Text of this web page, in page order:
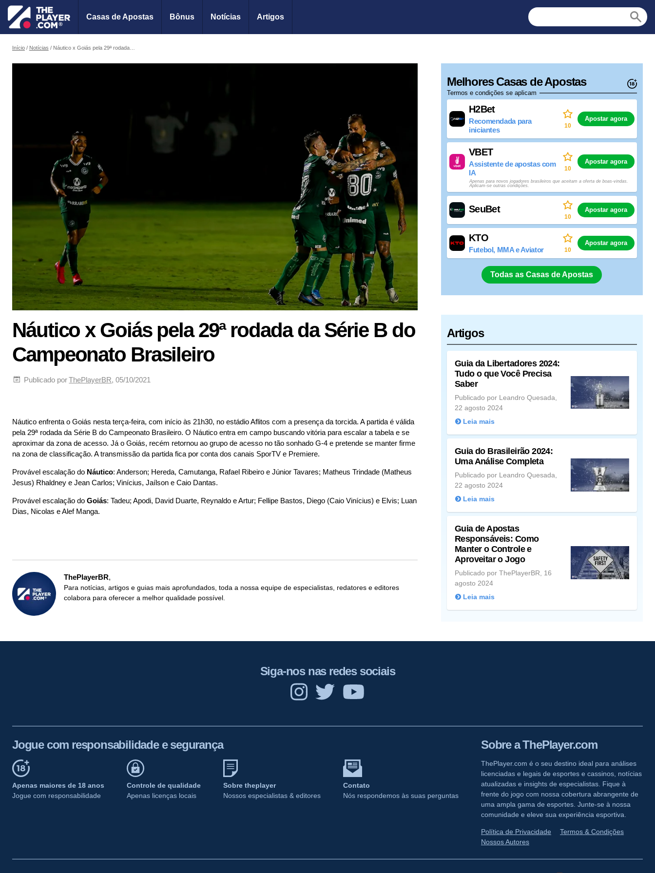
Casas de Apostas Bônus Notícias Artigos
Início Notícias Náutico x Goiás pela 29ª rodada da Série B do Campeonato Brasileiro
Náutico x Goiás pela 29ª rodada da Série B do
Campeonato Brasileiro
Publicado por ThePlayerBR, 05/10/2021
Náutico enfrenta o Goiás nesta terça-feira, com início às 21h30, no estádio Aflitos com a presença da torcida. A partida é válida
pela 29ª rodada da Série B do Campeonato Brasileiro. O Náutico entra em campo buscando vitória para escalar a tabela e se
aproximar da zona de acesso. Já o Goiás, recém retornou ao grupo de acesso no tão sonhado G-4 e pretende se manter firme
na zona de classificação. A transmissão da partida fica por conta dos canais SporTV e Premiere.
Provável escalação do Náutico: Anderson; Hereda, Camutanga, Rafael Ribeiro e Júnior Tavares; Matheus Trindade (Matheus
Jesus) Rhaldney e Jean Carlos; Vinícius, Jaílson e Caio Dantas.
Provável escalação do Goiás: Tadeu; Apodi, David Duarte, Reynaldo e Artur; Fellipe Bastos, Diego (Caio Vinícius) e Elvis; Luan
Dias, Nicolas e Alef Manga.
ThePlayerBR
Para notícias, artigos e guias mais aprofundados, toda a nossa equipe de especialistas, redatores e editores
colabora para oferecer a melhor qualidade possível.
Melhores Casas de Apostas
Termos e condições se aplicam
H2Bet
Recomendada para
iniciantes
10
Apostar agora
VBET
Assistente de apostas com
IA
10
Apostar agora
Apenas para novos jogadores brasileiros que aceitam a oferta de boas-vindas.
Aplicam-se outras condições.
SeuBet
10
Apostar agora
KTO
Futebol, MMA e Aviator 10
Apostar agora
Todas as Casas de Apostas
Artigos
Guia da Libertadores 2024:
Tudo o que Você Precisa
Saber
Publicado por Leandro Quesada,
22 agosto 2024
Leia mais
Guia do Brasileirão 2024:
Uma Análise Completa
Publicado por Leandro Quesada,
22 agosto 2024
Leia mais
Guia de Apostas
Responsáveis: Como
Manter o Controle e
Aproveitar o Jogo
Publicado por ThePlayerBR, 16
agosto 2024
Leia mais
Siga-nos nas redes sociais
Jogue com responsabilidade e segurança
Apenas maiores de 18 anos
Jogue com responsabilidade
Controle de qualidade
Apenas licenças locais
Sobre theplayer
Nossos especialistas & editores
Contato
Nós respondemos às suas perguntas
Sobre a ThePlayer.com
ThePlayer.com é o seu destino ideal para análises
licenciadas e legais de esportes e cassinos, notícias
atualizadas e insights de especialistas. Fique à
frente do jogo com nossa cobertura abrangente de
uma ampla gama de esportes. Junte-se à nossa
comunidade e eleve sua experiência esportiva.
Política de Privacidade
Termos & Condições
Nossos Autores